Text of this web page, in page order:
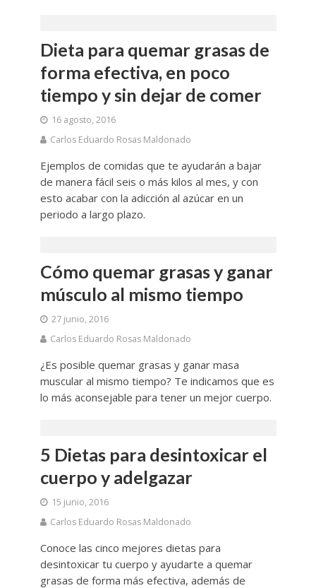
Dieta para quemar grasas de
forma efectiva, en poco
tiempo y sin dejar de comer
16 agosto, 2016
Carlos Eduardo Rosas Maldonado
Ejemplos de comidas que te ayudarán a bajar
de manera fácil seis o más kilos al mes, y con
esto acabar con la adicción al azúcar en un
periodo a largo plazo.
Cómo quemar grasas y ganar
músculo al mismo tiempo
27 junio, 2016
Carlos Eduardo Rosas Maldonado
¿Es posible quemar grasas y ganar masa
muscular al mismo tiempo? Te indicamos que es
lo más aconsejable para tener un mejor cuerpo.
5 Dietas para desintoxicar el
cuerpo y adelgazar
15 junio, 2016
Carlos Eduardo Rosas Maldonado
Conoce las cinco mejores dietas para
desintoxicar tu cuerpo y ayudarte a quemar
grasas de forma más efectiva, además de